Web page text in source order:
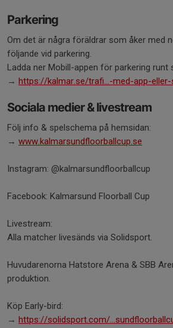
Parkering
Om det är några föräldrar som åker med
följande vid parkering.
Ladda ner Mobill-appen för parkering runt
→ https://kalmar.se/trafi...-med-app-
Sociala medier & livestream
Följ info & spelschema på hemsidan:
→ www.kalmarsundfloorballcup.se
Instagram: @kalmarsundfloorballcup
Facebook: Kalmarsund Floorball Cup
Livestream:
Alla matcher livesänds via Solidsport.
Huvudarenorna Hatstore Arena & SBB
produktion.
Köp Early-bird:
→ https://solidsport.com/